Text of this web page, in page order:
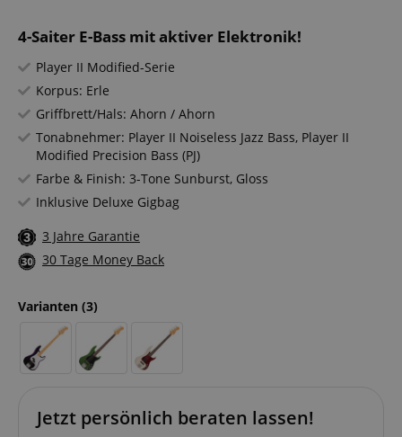
4-Saiter E-Bass mit aktiver Elektronik!
Player II Modified-Serie
Korpus: Erle
Griffbrett/Hals: Ahorn / Ahorn
Tonabnehmer: Player II Noiseless Jazz Bass, Player II
Modified Precision Bass (PJ)
Farbe & Finish: 3-Tone Sunburst, Gloss
Inklusive Deluxe Gigbag
3 Jahre Garantie
30 Tage Money Back
Varianten (3)
Jetzt persönlich beraten lassen!